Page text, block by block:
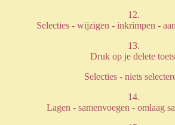
12.
Selecties - wijzigen - inkrimpen -
13.
Druk op je delete
Selecties - niets
14.
Lagen - samenvoegen - omlaag